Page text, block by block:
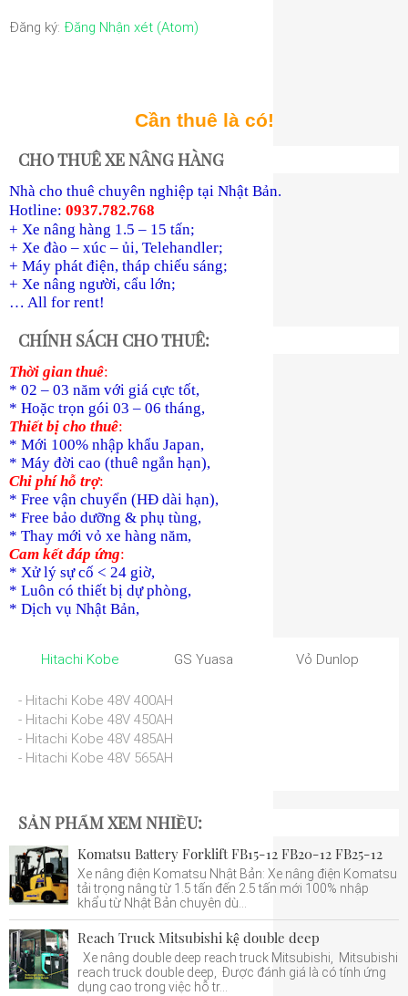
Đăng ký: Đăng Nhận xét (Atom)
Cần thuê là có!
CHO THUÊ XE NÂNG HÀNG
Nhà cho thuê chuyên nghiệp tại Nhật Bản.
Hotline: 0937.782.768
+ Xe nâng hàng 1.5 – 15 tấn;
+ Xe đào – xúc – ủi, Telehandler;
+ Máy phát điện, tháp chiếu sáng;
+ Xe nâng người, cẩu lớn;
… All for rent!
CHÍNH SÁCH CHO THUÊ:
Thời gian thuê:
* 02 – 03 năm với giá cực tốt,
* Hoặc trọn gói 03 – 06 tháng,
Thiết bị cho thuê:
* Mới 100% nhập khẩu Japan,
* Máy đời cao (thuê ngắn hạn),
Chi phí hỗ trợ:
* Free vận chuyển (HĐ dài hạn),
* Free bảo dưỡng & phụ tùng,
* Thay mới vỏ xe hàng năm,
Cam kết đáp ứng:
* Xử lý sự cố < 24 giờ,
* Luôn có thiết bị dự phòng,
* Dịch vụ Nhật Bản,
Hitachi Kobe GS Yuasa Vỏ Dunlop
- Hitachi Kobe 48V 400AH
- Hitachi Kobe 48V 450AH
- Hitachi Kobe 48V 485AH
- Hitachi Kobe 48V 565AH
SẢN PHẨM XEM NHIỀU:
Komatsu Battery Forklift FB15-12 FB20-12 FB25-12
Xe nâng điện Komatsu Nhật Bản: Xe nâng điện Komatsu
tải trọng nâng từ 1.5 tấn đến 2.5 tấn mới 100% nhập
khẩu từ Nhật Bản chuyên dù...
Reach Truck Mitsubishi kệ double deep
Xe nâng double deep reach truck Mitsubishi, Mitsubishi
reach truck double deep, Được đánh giá là có tính ứng
dụng cao trong việc hỗ tr...